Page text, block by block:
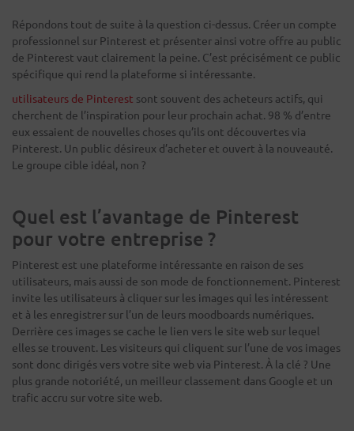
Répondons tout de suite à la question ci-dessus. Créer un compte
professionnel sur Pinterest et présenter ainsi votre offre au public
de Pinterest vaut clairement la peine. C’est précisément ce public
spécifique qui rend la plateforme si intéressante.
utilisateurs de Pinterest sont souvent des acheteurs actifs, qui
cherchent de l’inspiration pour leur prochain achat. 98 % d’entre
eux essaient de nouvelles choses qu’ils ont découvertes via
Pinterest. Un public désireux d’acheter et ouvert à la nouveauté.
Le groupe cible idéal, non ?
Quel est l’avantage de Pinterest
pour votre entreprise ?
Pinterest est une plateforme intéressante en raison de ses
utilisateurs, mais aussi de son mode de fonctionnement. Pinterest
invite les utilisateurs à cliquer sur les images qui les intéressent
et à les enregistrer sur l’un de leurs moodboards numériques.
Derrière ces images se cache le lien vers le site web sur lequel
elles se trouvent. Les visiteurs qui cliquent sur l’une de vos images
sont donc dirigés vers votre site web via Pinterest. À la clé ? Une
plus grande notoriété, un meilleur classement dans Google et un
trafic accru sur votre site web.